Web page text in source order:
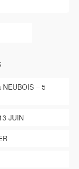
NEUBOIS – 5
JUIN